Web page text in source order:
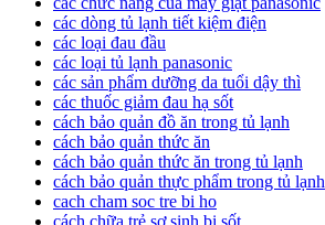
các dòng tủ lạnh tiết kiệm điện
các loại đau đầu
các loại tủ lạnh panasonic
các sản phẩm dưỡng da tuổi dậy thì
các thuốc giảm đau hạ sốt
cách bảo quản đồ ăn trong tủ lạnh
cách bảo quản thức ăn
cách bảo quản thức ăn trong tủ lạnh
cách bảo quản thực phẩm trong tủ lạnh
cach cham soc tre bi ho